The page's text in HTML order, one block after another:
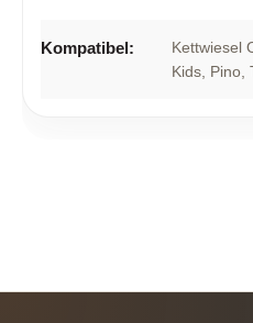
Kompatibel: Kettwiesel
Kids , Pino